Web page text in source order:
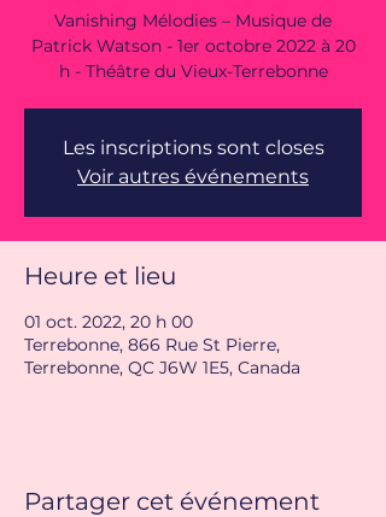
Vanishing Mélodies – Musique de
Patrick Watson - 1er octobre 2022 à 20
h - Théâtre du Vieux-Terrebonne
Les inscriptions sont closes
Voir autres événements
Heure et lieu
01 oct. 2022, 20 h 00
Terrebonne, 866 Rue St Pierre,
Terrebonne, QC J6W 1E5, Canada
Partager cet événement